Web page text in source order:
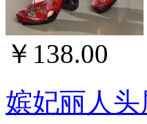
￥138.00
嫔妃丽人